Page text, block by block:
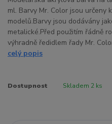
ml. Barvy Mr. Color jsou určeny
modelů.Barvy jsou dodávány
metalické.Před použitím řádně
výhradně ředidlem řady Mr.
celý popis
Dostupnost Skladem 2 ks